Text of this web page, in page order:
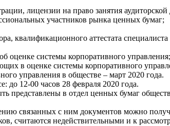
лицензии на право занятия
участников рынка ценных бумаг;
квалификационного аттестата
оценке системы корпоративного управления;
в оценке системы корпоративного
управления в обществе – март 2020 года.
до 12-00 часов 28 февраля 2020 года.
представлены в отдел ценных бумаг
связанных с ним документов можно
считаются недействительными и к